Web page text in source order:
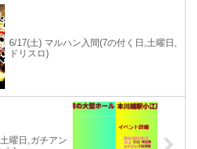
6/17(土) マルハン入間(7の付く日,土曜日,
ドリスロ)
曜日,ガチアン